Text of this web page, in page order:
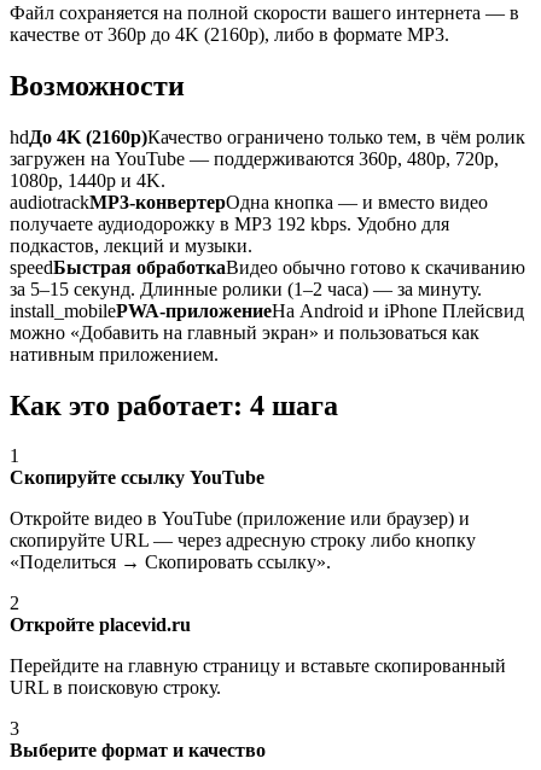
Файл сохраняется на полной скорости вашего интернета — в
качестве от 360p до 4K (2160p), либо в формате MP3.
Возможности
hdДо 4K (2160p)Качество ограничено только тем, в чём ролик
загружен на YouTube — поддерживаются 360p, 480p, 720p,
1080p, 1440p и 4K.
audiotrackMP3-конвертерОдна кнопка — и вместо видео
получаете аудиодорожку в MP3 192 kbps. Удобно для
подкастов, лекций и музыки.
speedБыстрая обработкаВидео обычно готово к скачиванию
за 5–15 секунд. Длинные ролики (1–2 часа) — за минуту.
install_mobilePWA-приложениеНа Android и iPhone Плейсвид
можно «Добавить на главный экран» и пользоваться как
нативным приложением.
Как это работает: 4 шага
1
Скопируйте ссылку YouTube
Откройте видео в YouTube (приложение или браузер) и
скопируйте URL — через адресную строку либо кнопку
«Поделиться → Скопировать ссылку».
2
Откройте placevid.ru
Перейдите на главную страницу и вставьте скопированный
URL в поисковую строку.
3
Выберите формат и качество